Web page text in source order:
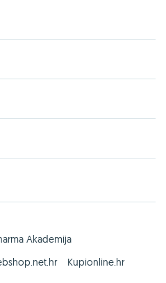
Akademija
Kupionline.hr